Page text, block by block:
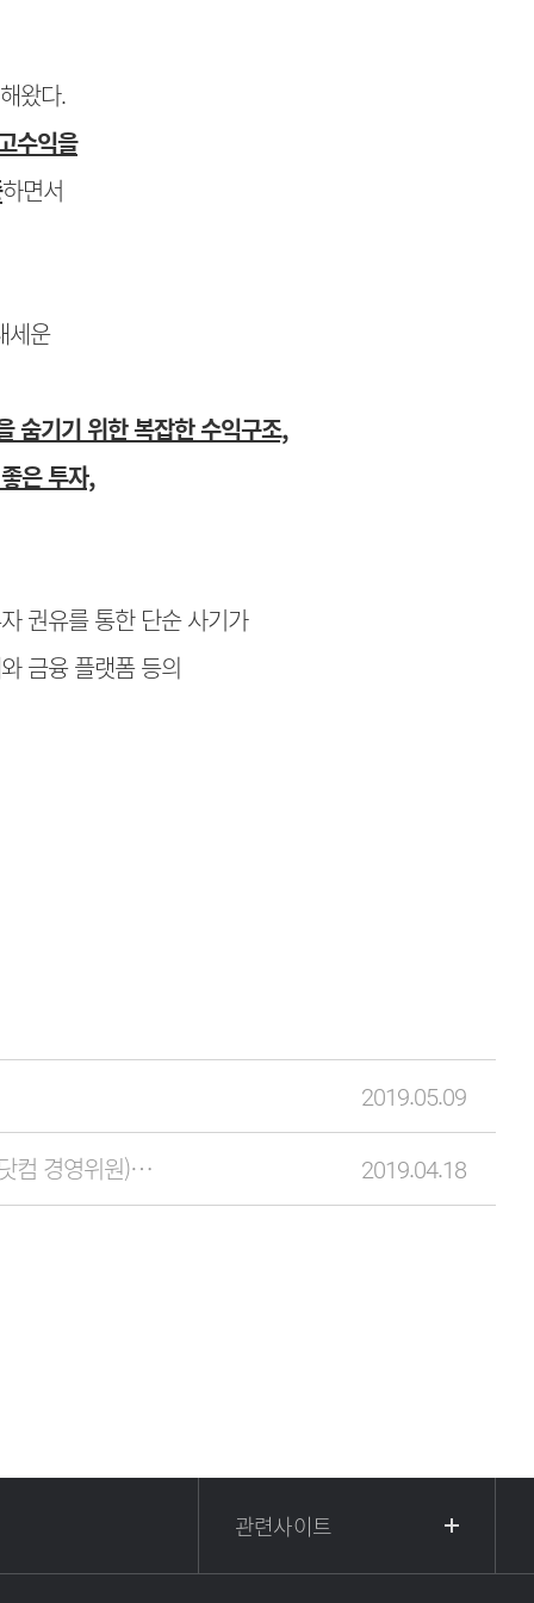
왔다.
수익을
하면서
세운
숨기기 위한 복잡한 수익구조,
은 투자,
권유를 통한 단순 사기가
금융 플랫폼 등의
2019.05.09
[보도자료]한국블록체인협회, 신임 암호화폐거래소 운영위원장에 허백영 (비티씨코리아닷컴 경영위원)신규 선임 2019.04.18
관련사이트